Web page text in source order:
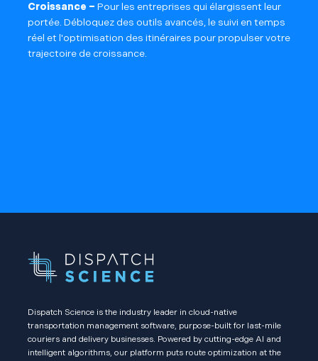
Croissance – Pour les entreprises qui élargissent leur
portée. Débloquez des outils avancés, le suivi en temps
réel et l'optimisation des itinéraires pour propulser votre
trajectoire de croissance.
Dispatch Science is the industry leader in cloud-native
transportation management software, purpose-built for last-mile
couriers and delivery businesses. Powered by cutting-edge AI and
intelligent algorithms, our platform puts route optimization at the